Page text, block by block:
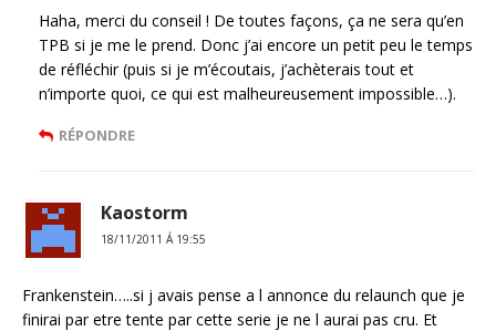
Haha, merci du conseil ! De toutes façons, ça ne sera qu’en
TPB si je me le prend. Donc j’ai encore un petit peu le temps
de réfléchir (puis si je m’écoutais, j’achèterais tout et
n’importe quoi, ce qui est malheureusement impossible…).
RÉPONDRE
Kaostorm
18/11/2011 Á 19:55
Frankenstein…..si j avais pense a l annonce du relaunch que je
finirai par etre tente par cette serie je ne l aurai pas cru. Et